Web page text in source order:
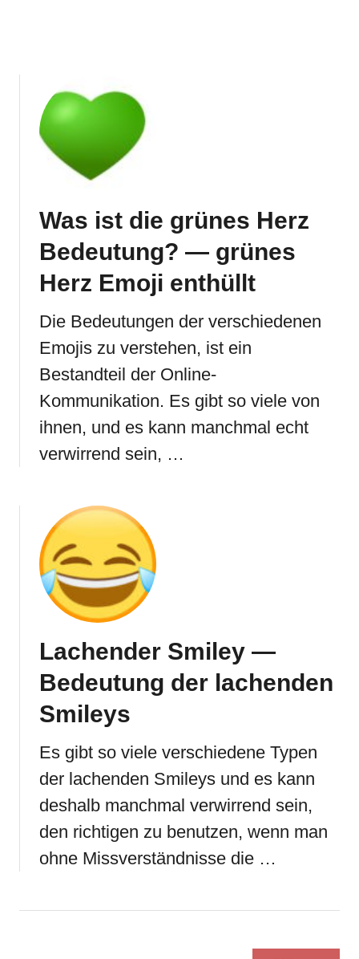
Was ist die grünes Herz
Bedeutung? — grünes
Herz Emoji enthüllt
Die Bedeutungen der verschiedenen
Emojis zu verstehen, ist ein
Bestandteil der Online-
Kommunikation. Es gibt so viele von
ihnen, und es kann manchmal echt
verwirrend sein, …
Lachender Smiley —
Bedeutung der lachenden
Smileys
Es gibt so viele verschiedene Typen
der lachenden Smileys und es kann
deshalb manchmal verwirrend sein,
den richtigen zu benutzen, wenn man
ohne Missverständnisse die …